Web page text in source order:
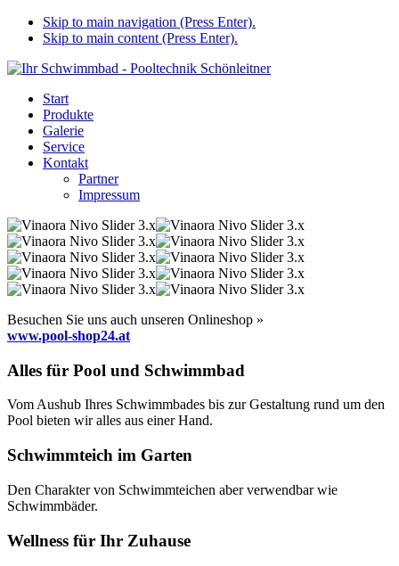
Skip to main navigation (Press Enter).
Skip to main content (Press Enter).
Start
Produkte
Galerie
Service
Kontakt
Partner
Impressum
Besuchen Sie uns auch unseren Onlineshop »
www.pool-shop24.at
Alles für Pool und Schwimmbad
Vom Aushub Ihres Schwimmbades bis zur Gestaltung rund um den
Pool bieten wir alles aus einer Hand.
Schwimmteich im Garten
Den Charakter von Schwimmteichen aber verwendbar wie
Schwimmbäder.
Wellness für Ihr Zuhause